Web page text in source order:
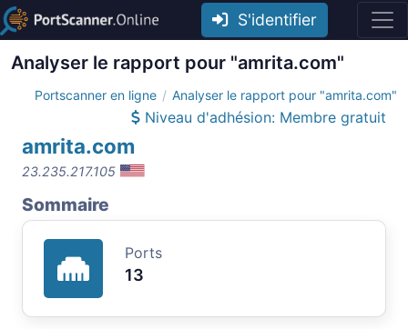
S'identifier
Analyser le rapport pour "amrita.com"
Portscanner en ligne Analyser le rapport pour "amrita.com"
Niveau d'adhésion: Membre gratuit
amrita.com
23.235.217.105
Sommaire
Ports
13